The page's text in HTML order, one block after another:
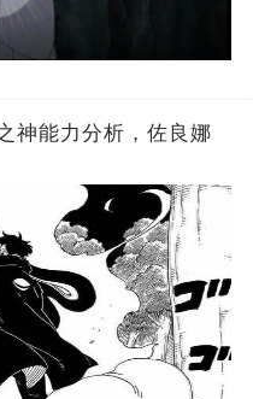
神能力分析，佐良娜